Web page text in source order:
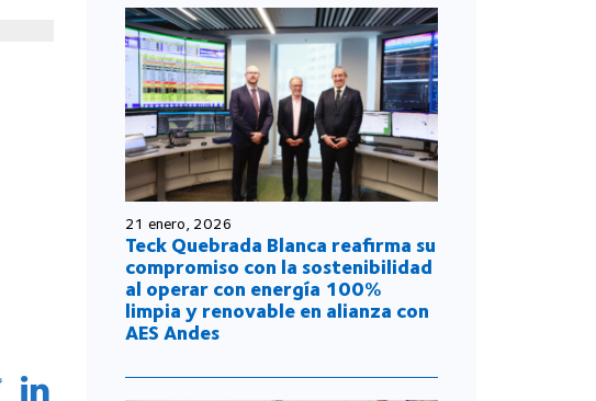
21 enero, 2026
Teck Quebrada Blanca reafirma su
compromiso con la sostenibilidad
al operar con energía 100%
limpia y renovable en alianza con
AES Andes